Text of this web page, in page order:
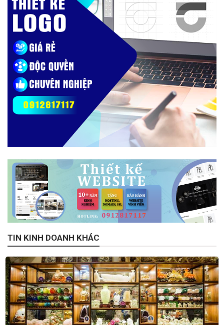
TIN KINH DOANH KHÁC